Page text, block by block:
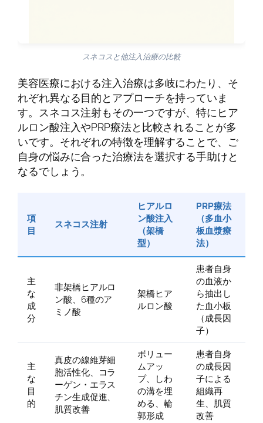
スネコスと他注入治療の比較
美容医療における注入治療は多岐にわたり、そ
れぞれ異なる目的とアプローチを持っていま
す。スネコス注射もその一つですが、特にヒア
ルロン酸注入やPRP療法と比較されることが多
いです。それぞれの特徴を理解することで、ご
自身の悩みに合った治療法を選択する手助けと
なるでしょう。
項
目
スネコス注射
ヒアルロ
ン酸注入
（架橋
型）
PRP療法
（多血小
板血漿療
法）
主
な
成
分
非架橋ヒアルロ
ン酸、6種のア
ミノ酸
架橋ヒア
ルロン酸
患者自身
の血液か
ら抽出し
た血小板
（成長因
子）
主
な
目
的
真皮の線維芽細
胞活性化、コラ
ーゲン・エラス
チン生成促進、
肌質改善
ボリュー
ムアッ
プ、しわ
の溝を埋
める、輪
郭形成
患者自身
の成長因
子による
組織再
生、肌質
改善